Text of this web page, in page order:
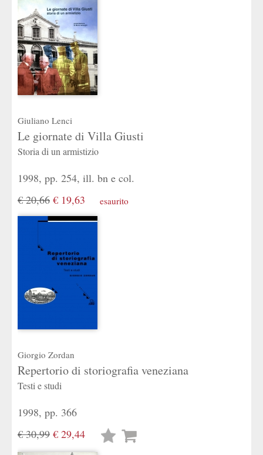
Giuliano Lenci
Le giornate di Villa Giusti
Storia di un armistizio
1998, pp. 254, ill. bn e col.
€ 20,66 € 19,63 esaurito
Giorgio Zordan
Repertorio di storiografia veneziana
Testi e studi
1998, pp. 366
€ 30,99 € 29,44
Lista